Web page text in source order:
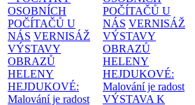
OSOBNÍCH
POČÍTAČŮ U
NÁS VERNISÁŽ
VÝSTAVY
OBRAZŮ
HELENY
HEJDUKOVÉ:
Malování je radost
POČÍTAČŮ U
NÁS VERNISÁŽ
VÝSTAVY
OBRAZŮ
HELENY
HEJDUKOVÉ:
Malování je radost
VÝSTAVA K